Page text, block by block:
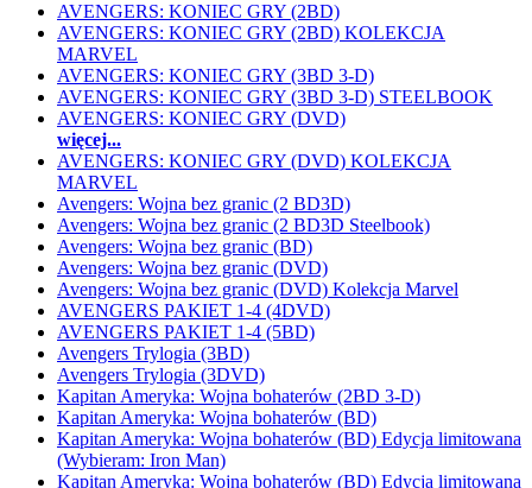
AVENGERS: KONIEC GRY (2BD)
AVENGERS: KONIEC GRY (2BD) KOLEKCJA
MARVEL
AVENGERS: KONIEC GRY (3BD 3-D)
AVENGERS: KONIEC GRY (3BD 3-D) STEELBOOK
AVENGERS: KONIEC GRY (DVD)
więcej...
AVENGERS: KONIEC GRY (DVD) KOLEKCJA
MARVEL
Avengers: Wojna bez granic (2 BD3D)
Avengers: Wojna bez granic (2 BD3D Steelbook)
Avengers: Wojna bez granic (BD)
Avengers: Wojna bez granic (DVD)
Avengers: Wojna bez granic (DVD) Kolekcja Marvel
AVENGERS PAKIET 1-4 (4DVD)
AVENGERS PAKIET 1-4 (5BD)
Avengers Trylogia (3BD)
Avengers Trylogia (3DVD)
Kapitan Ameryka: Wojna bohaterów (2BD 3-D)
Kapitan Ameryka: Wojna bohaterów (BD)
Kapitan Ameryka: Wojna bohaterów (BD) Edycja limitowana
(Wybieram: Iron Man)
Kapitan Ameryka: Wojna bohaterów (BD) Edycja limitowana